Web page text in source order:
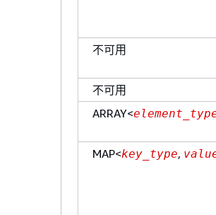
不可用
不可用
ARRAY<
MAP<key_type,